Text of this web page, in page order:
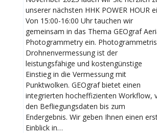
unserer nächsten HHK POWER HOUR
Von 15:00-16:00 Uhr tauchen wir
gemeinsam in das Thema GEOgraf
Photogrammetry ein.
Drohnenvermessung ist der
leistungsfähige und kostengünstige
Einstieg in die Vermessung mit
Punktwolken. GEOgraf bietet einen
integrierten hocheffizienten Workflow,
den Befliegungsdaten bis zum
Endergebnis. Wir geben Ihnen einen
Einblick in…